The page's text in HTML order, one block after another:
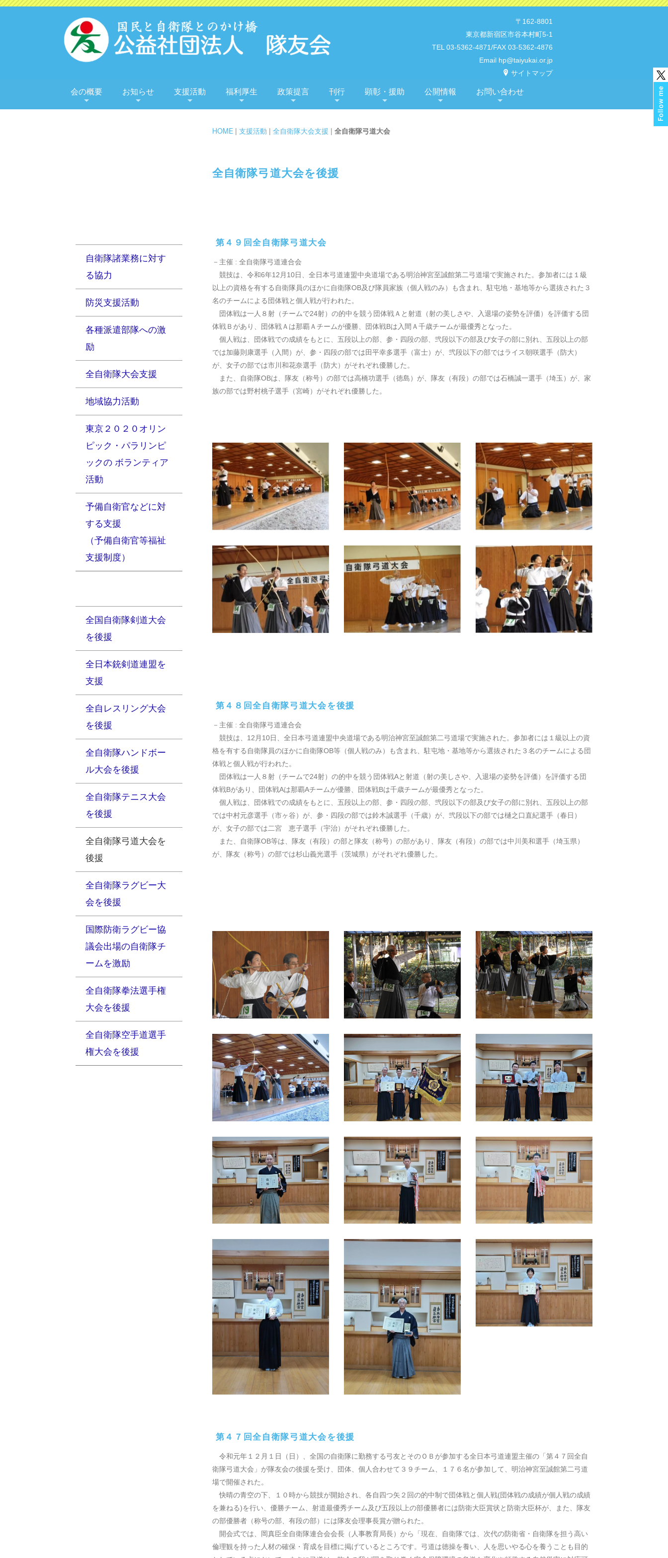
〒162-8801
東京都新宿区市谷本村町5-1
TEL 03-5362-4871/FAX 03-5362-4876
Email hp@taiyukai.or.jp
サイトマップ
会の概要 お知らせ 支援活動 福利厚生 政策提言 刊行 顕彰・援助 公開情報 お問い合わせ
HOME | 支援活動 | 全自衛隊大会支援 | 全自衛隊弓道大会
全自衛隊弓道大会を後援
第４９回全自衛隊弓道大会
－主催 : 全自衛隊弓道連合会
競技は、令和6年12月10日、全日本弓道連盟中央道場である明治神宮至誠館第二弓道場で実施された。参加者には１級
以上の資格を有する自衛隊員のほかに自衛隊OB及び隊員家族（個人戦のみ）も含まれ、駐屯地・基地等から選抜された３
名のチームによる団体戦と個人戦が行われた。
団体戦は一人８射（チームで24射）の的中を競う団体戦Ａと射道（射の美しさや、入退場の姿勢を評価）を評価する団
体戦Ｂがあり、団体戦Ａは那覇Ａチームが優勝、団体戦Bは入間Ａ千歳チームが最優秀となった。
個人戦は、団体戦での成績をもとに、五段以上の部、参・四段の部、弐段以下の部及び女子の部に別れ、五段以上の部
では加藤則康選手（入間）が、参・四段の部では田平幸多選手（富士）が、弐段以下の部ではライス朝咲選手（防大）
が、女子の部では市川和花奈選手（防大）がそれぞれ優勝した。
また、自衛隊OBは、隊友（称号）の部では高橋功選手（徳島）が、隊友（有段）の部では石橋誠一選手（埼玉）が、家
族の部では野村桃子選手（宮崎）がそれぞれ優勝した。
第４８回全自衛隊弓道大会を後援
－主催 : 全自衛隊弓道連合会
競技は、12月10日、全日本弓道連盟中央道場である明治神宮至誠館第二弓道場で実施された。参加者には１級以上の資
格を有する自衛隊員のほかに自衛隊OB等（個人戦のみ）も含まれ、駐屯地・基地等から選抜された３名のチームによる団
体戦と個人戦が行われた。
団体戦は一人８射（チームで24射）の的中を競う団体戦Aと射道（射の美しさや、入退場の姿勢を評価）を評価する団
体戦Bがあり、団体戦Aは那覇Aチームが優勝、団体戦Bは千歳チームが最優秀となった。
個人戦は、団体戦での成績をもとに、五段以上の部、参・四段の部、弐段以下の部及び女子の部に別れ、五段以上の部
では中村元彦選手（市ヶ谷）が、参・四段の部では鈴木誠選手（千歳）が、弐段以下の部では樋之口直紀選手（春日）
が、女子の部では二宮 恵子選手（宇治）がそれぞれ優勝した。
また、自衛隊OB等は、隊友（有段）の部と隊友（称号）の部があり、隊友（有段）の部では中川美和選手（埼玉県）
が、隊友（称号）の部では杉山義光選手（茨城県）がそれぞれ優勝した。
第４７回全自衛隊弓道大会を後援
令和元年１２月１日（日）、全国の自衛隊に勤務する弓友とそのＯＢが参加する全日本弓道連盟主催の「第４７回全自
衛隊弓道大会」が隊友会の後援を受け、団体、個人合わせて３９チーム、１７６名が参加して、明治神宮至誠館第二弓道
場で開催された。
快晴の青空の下、１０時から競技が開始され、各自四つ矢２回の的中制で団体戦と個人戦(団体戦の成績が個人戦の成績
を兼ねる)を行い、優勝チーム、射道最優秀チーム及び五段以上の部優勝者には防衛大臣賞状と防衛大臣杯が、また、隊友
の部優勝者（称号の部、有段の部）には隊友会理事長賞が贈られた。
開会式では、岡真臣全自衛隊連合会会長（人事教育局長）から「現在、自衛隊では、次代の防衛省・自衛隊を担う高い
倫理観を持った人材の確保・育成を目標に掲げているところです。弓道は徳操を養い、人を思いやる心を養うことも目的
自衛隊諸業務に対す
る協力
防災支援活動
各種派遣部隊への激
励
全自衛隊大会支援
地域協力活動
東京２０２０オリン
ピック・パラリンピ
ックの ボランティア
活動
予備自衛官などに対
する支援
（予備自衛官等福祉
支援制度）
全国自衛隊剣道大会
を後援
全日本銃剣道連盟を
支援
全自レスリング大会
を後援
全自衛隊ハンドボー
ル大会を後援
全自衛隊テニス大会
を後援
全自衛隊弓道大会を
後援
全自衛隊ラグビー大
会を後援
国際防衛ラグビー協
議会出場の自衛隊チ
ームを激励
全自衛隊拳法選手権
大会を後援
全自衛隊空手道選手
権大会を後援